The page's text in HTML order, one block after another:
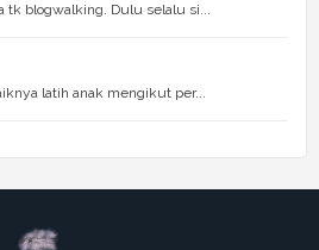
tk blogwalking. Dulu selalu si...
latih anak mengikut per...